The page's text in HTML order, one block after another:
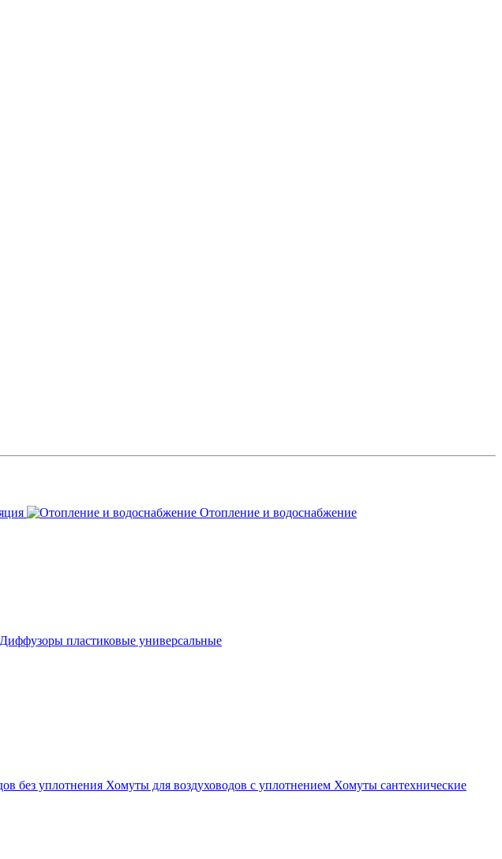
Отопление и водоснабжение
Диффузоры пластиковые универсальные
без уплотнения Хомуты для воздуховодов с уплотнением Хомуты сантехнические